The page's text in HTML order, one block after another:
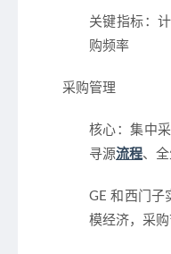
关键指标：
购频率
采购管理
核心：集中
寻源流程、
GE 和西门子
模经济，采